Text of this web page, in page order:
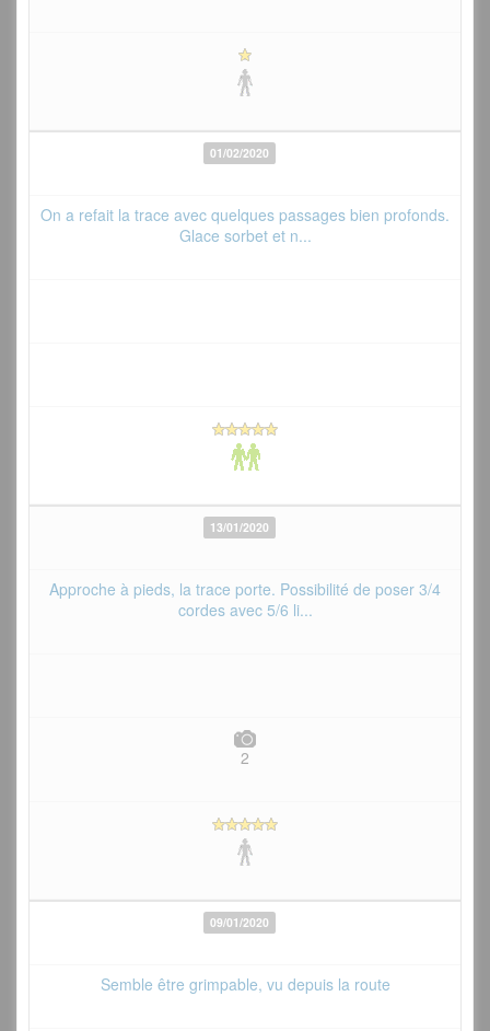
01/02/2020
On a refait la trace avec quelques passages bien profonds.
Glace sorbet et n...
13/01/2020
Approche à pieds, la trace porte. Possibilité de poser 3/4
cordes avec 5/6 li...
2
09/01/2020
Semble être grimpable, vu depuis la route